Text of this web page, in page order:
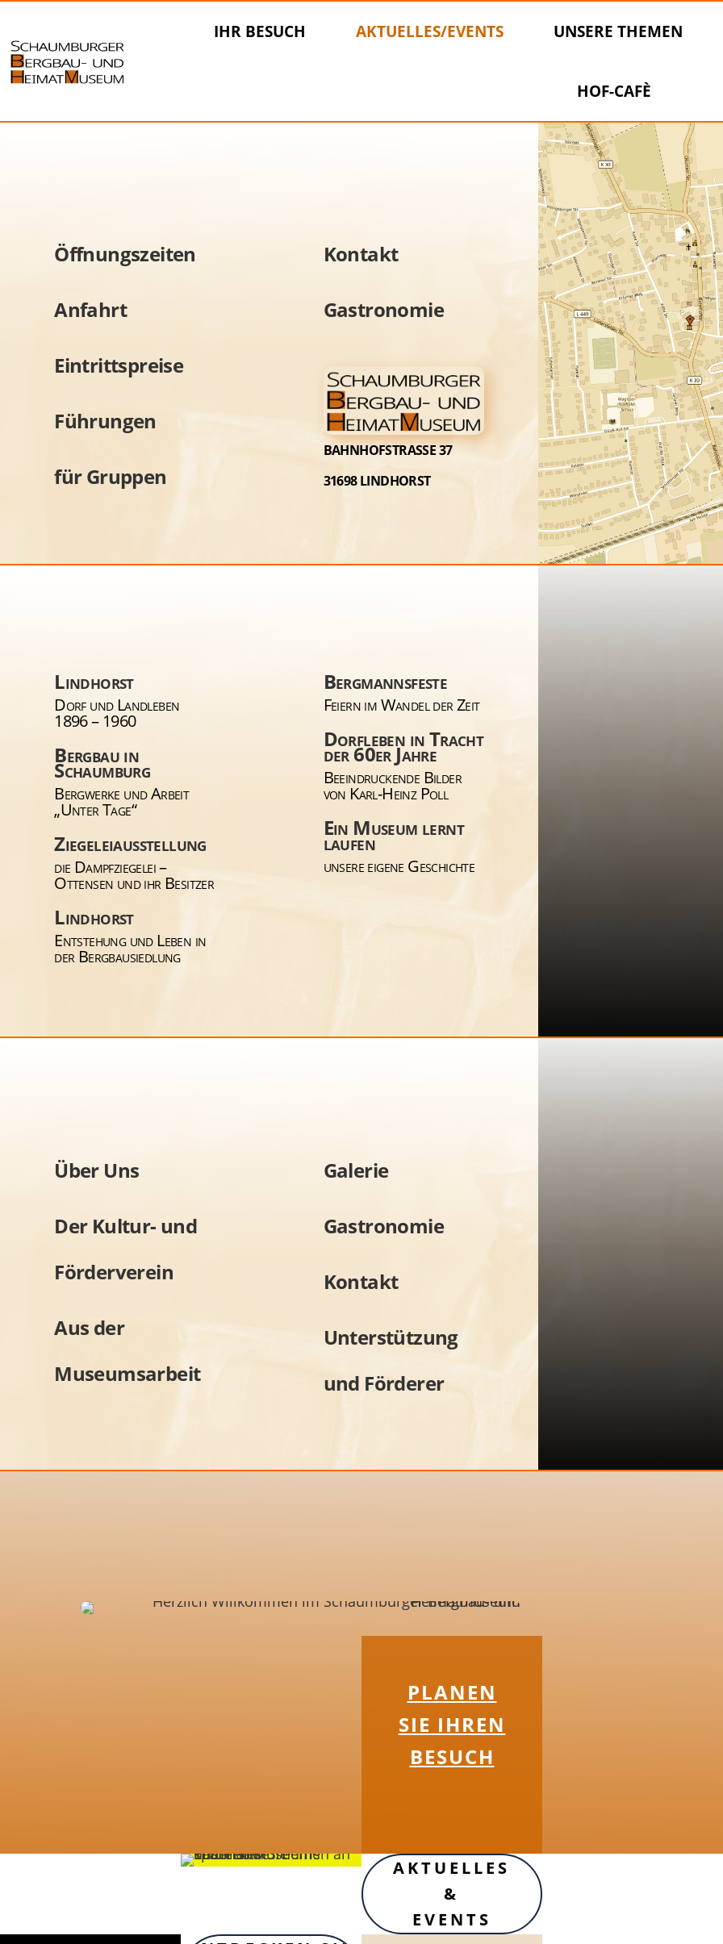
IHR BESUCH AKTUELLES/EVENTS UNSERE THEMEN
HOF-CAFÈ
Öffnungszeiten
Anfahrt
Eintrittspreise
Führungen
für Gruppen
Kontakt
Gastronomie
BAHNHOFSTRASSE 37
31698 LINDHORST
Lindhorst
Dorf und Landleben
1896 – 1960
Bergbau in
Schaumburg
Bergwerke und Arbeit
„Unter Tage“
Ziegeleiausstellung
die Dampfziegelei –
Ottensen und ihr Besitzer
Lindhorst
Entstehung und Leben in
der Bergbausiedlung
Bergmannsfeste
Feiern im Wandel der Zeit
Dorfleben in Tracht
der 60er Jahre
Beeindruckende Bilder
von Karl-Heinz Poll
Ein Museum lernt
laufen
unsere eigene Geschichte
Über Uns
Der Kultur- und
Förderverein
Aus der
Museumsarbeit
Galerie
Gastronomie
Kontakt
Unterstützung
und Förderer
PLANEN
SIE IHREN
BESUCH
AKTUELLES
&
EVENTS